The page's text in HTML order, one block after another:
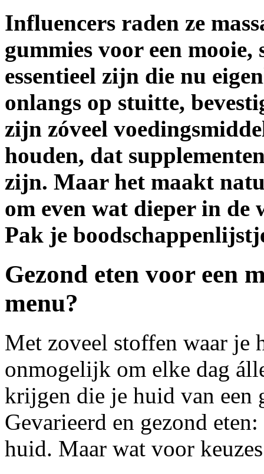
Influencers raden ze
gummies voor een
essentieel zijn die nu
onlangs op stuitte,
zijn zóveel
houden, dat
zijn. Maar het maakt
om even wat dieper in
Pak je
Gezond eten voor een
menu?
Met zoveel stoffen waar je
onmogelijk om elke dag
krijgen die je huid van een
Gevarieerd en gezond
huid. Maar wat voor